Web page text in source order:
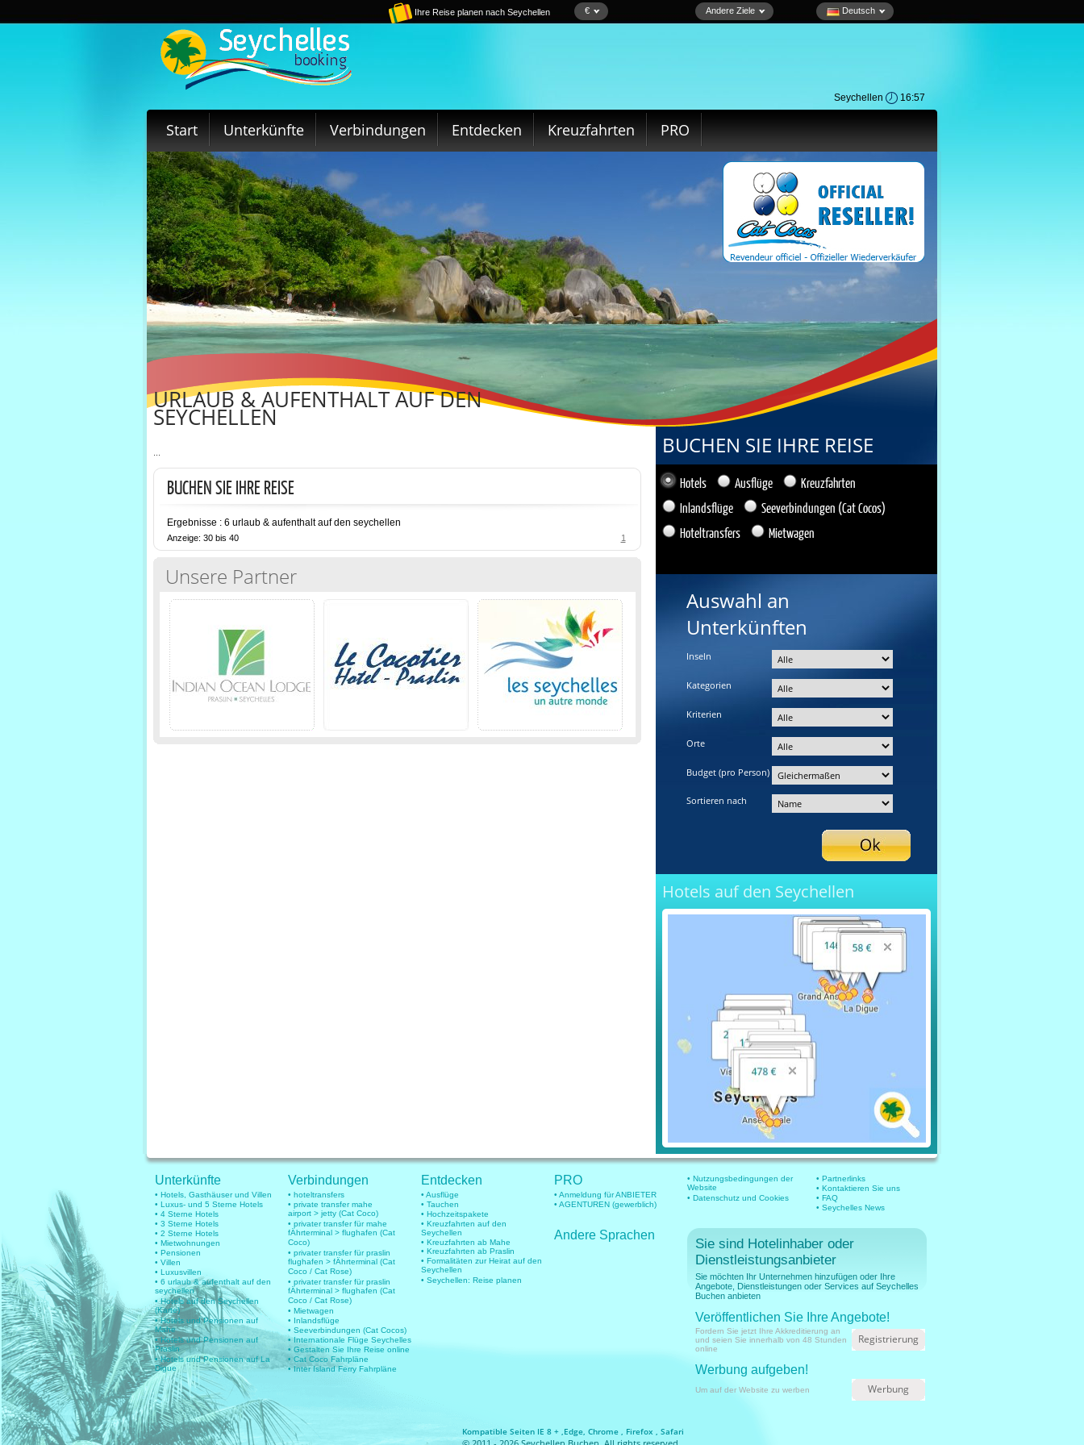
Ihre Reise planen nach Seychellen € Andere Ziele Deutsch
Seychellen 16:57
Start Unterkünfte Verbindungen Entdecken Kreuzfahrten PRO
URLAUB & AUFENTHALT AUF DEN
SEYCHELLEN
...
BUCHEN SIE IHRE REISE
Ergebnisse : 6 urlaub & aufenthalt auf den seychellen
1
Anzeige: 30 bis 40
Unsere Partner
BUCHEN SIE IHRE REISE
Hotels Ausflüge
Kreuzfahrten
Inlandsflüge
Seeverbindungen (Cat Cocos)
Hoteltransfers
Mietwagen
Auswahl an
Unterkünften
Inseln
Kategorien
Kriterien
Orte
Budget (pro Person)
Sortieren nach
Hotels auf den Seychellen
Unterkünfte
• Hotels, Gasthäuser und Villen
• Luxus- und 5 Sterne Hotels
• 4 Sterne Hotels
• 3 Sterne Hotels
• 2 Sterne Hotels
• Mietwohnungen
• Pensionen
• Villen
• Luxusvillen
• 6 urlaub & aufenthalt auf den
seychellen
• Hotels auf den Seychellen
(Karte)
• Hotels und Pensionen auf
Mahe
• Hotels und Pensionen auf
Praslin
• Hotels und Pensionen auf La
Digue
Verbindungen
• hoteltransfers
• private transfer mahe
airport > jetty (Cat Coco)
• privater transfer für mahe
fÄhrterminal > flughafen (Cat
Coco)
• privater transfer für praslin
flughafen > fÄhrterminal (Cat
Coco / Cat Rose)
• privater transfer für praslin
fÄhrterminal > flughafen (Cat
Coco / Cat Rose)
• Mietwagen
• Inlandsflüge
• Seeverbindungen (Cat Cocos)
• Internationale Flüge Seychelles
• Gestalten Sie Ihre Reise online
• Cat Coco Fahrpläne
• Inter Island Ferry Fahrpläne
Entdecken
• Ausflüge
• Tauchen
• Hochzeitspakete
• Kreuzfahrten auf den
Seychellen
• Kreuzfahrten ab Mahe
• Kreuzfahrten ab Praslin
• Formalitäten zur Heirat auf den
Seychellen
• Seychellen: Reise planen
PRO
• Anmeldung für ANBIETER
• AGENTUREN (gewerblich)
Andere Sprachen
• Nutzungsbedingungen der
Website
• Datenschutz und Cookies
• Partnerlinks
• Kontaktieren Sie uns
• FAQ
• Seychelles News
Sie sind Hotelinhaber oder
Dienstleistungsanbieter
Sie möchten Ihr Unternehmen hinzufügen oder Ihre
Angebote, Dienstleistungen oder Services auf Seychelles
Buchen anbieten
Veröffentlichen Sie Ihre Angebote!
Fordern Sie jetzt Ihre Akkreditierung an
und seien Sie innerhalb von 48 Stunden
online
Registrierung
Werbung aufgeben!
Um auf der Website zu werben Werbung
Kompatible Seiten IE 8 + ,Edge, Chrome , Firefox , Safari